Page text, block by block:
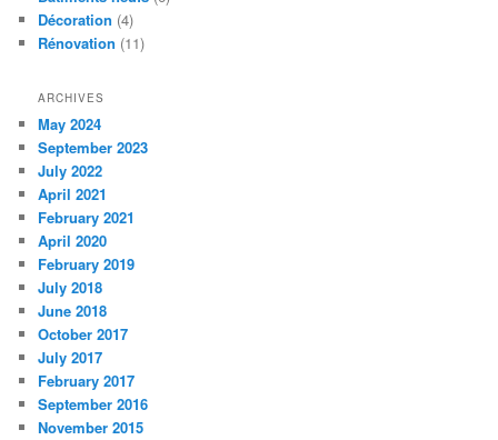
Décoration (4)
Rénovation (11)
ARCHIVES
May 2024
September 2023
July 2022
April 2021
February 2021
April 2020
February 2019
July 2018
June 2018
October 2017
July 2017
February 2017
September 2016
November 2015